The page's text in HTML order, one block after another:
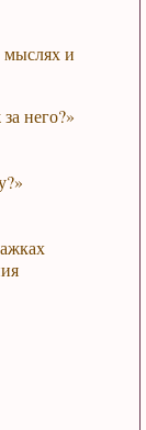
мыслях и
него?»